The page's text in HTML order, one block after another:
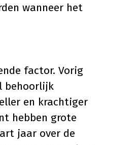
wanneer het
factor. Vorig
behoorlijk
en krachtiger
hebben grote
jaar over de